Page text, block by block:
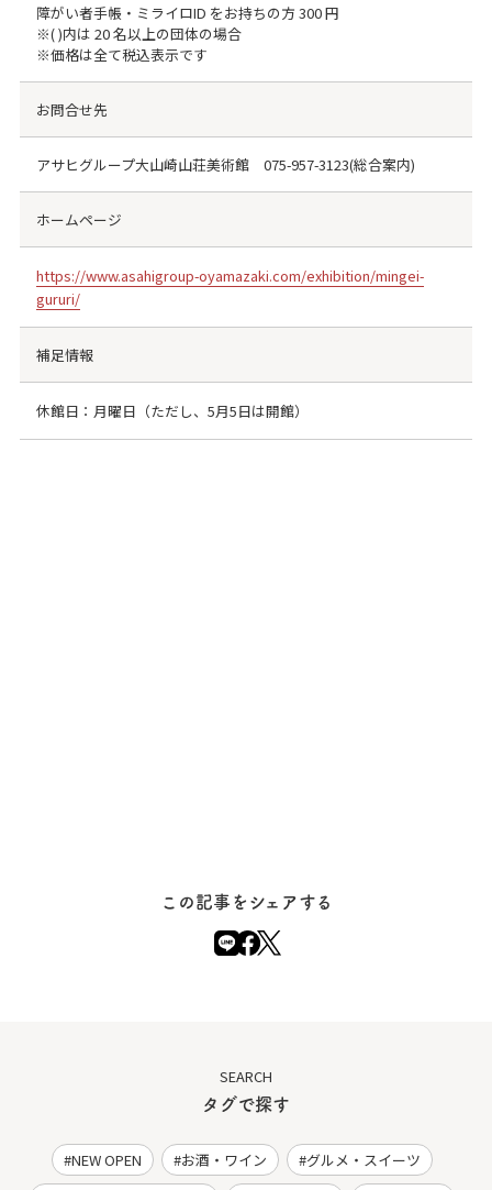
障がい者手帳・ミライロID をお持ちの方 300 円
※( )内は 20 名以上の団体の場合
※価格は全て税込表示です
お問合せ先
アサヒグループ大山崎山荘美術館 075-957-3123(総合案内)
ホームページ
https://www.asahigroup-oyamazaki.com/exhibition/mingei-
gururi/
補足情報
休館日：月曜日（ただし、5月5日は開館）
この記事をシェアする
SEARCH
タグで探す
NEW OPEN お酒・ワイン
グルメ・スイーツ